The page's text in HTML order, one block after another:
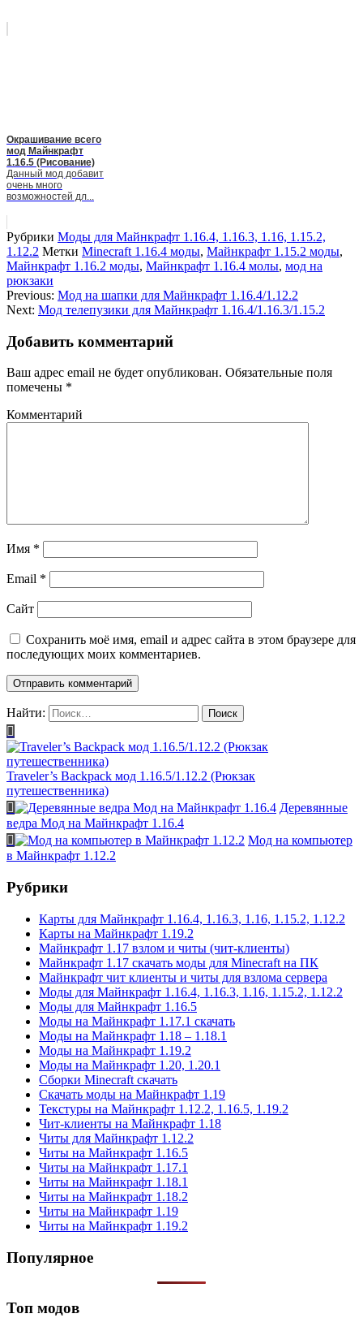
Окрашивание всего
мод Майнкрафт
1.16.5 (Рисование)
Данный мод добавит
очень много
возможностей дл...
Рубрики Моды для Майнкрафт 1.16.4, 1.16.3, 1.16, 1.15.2,
1.12.2 Метки Minecraft 1.16.4 моды, Майнкрафт 1.15.2 моды,
Майнкрафт 1.16.2 моды, Майнкрафт 1.16.4 молы, мод на
рюкзаки
Previous: Мод на шапки для Майнкрафт 1.16.4/1.12.2
Next: Мод телепузики для Майнкрафт 1.16.4/1.16.3/1.15.2
Добавить комментарий
Ваш адрес email не будет опубликован. Обязательные поля
помечены *
Комментарий
Имя *
Email *
Сайт
Сохранить моё имя, email и адрес сайта в этом браузере для
последующих моих комментариев.
Найти:
Traveler’s Backpack мод 1.16.5/1.12.2 (Рюкзак
путешественника)
Деревянные
ведра Мод на Майнкрафт 1.16.4
Мод на компьютер
в Майнкрафт 1.12.2
Рубрики
Карты для Майнкрафт 1.16.4, 1.16.3, 1.16, 1.15.2, 1.12.2
Карты на Майнкрафт 1.19.2
Майнкрафт 1.17 взлом и читы (чит-клиенты)
Майнкрафт 1.17 скачать моды для Minecraft на ПК
Майнкрафт чит клиенты и читы для взлома сервера
Моды для Майнкрафт 1.16.4, 1.16.3, 1.16, 1.15.2, 1.12.2
Моды для Майнкрафт 1.16.5
Моды на Майнкрафт 1.17.1 скачать
Моды на Майнкрафт 1.18 – 1.18.1
Моды на Майнкрафт 1.19.2
Моды на Майнкрафт 1.20, 1.20.1
Сборки Minecraft скачать
Скачать моды на Майнкрафт 1.19
Текстуры на Майнкрафт 1.12.2, 1.16.5, 1.19.2
Чит-клиенты на Майнкрафт 1.18
Читы для Майнкрафт 1.12.2
Читы на Майнкрафт 1.16.5
Читы на Майнкрафт 1.17.1
Читы на Майнкрафт 1.18.1
Читы на Майнкрафт 1.18.2
Читы на Майнкрафт 1.19
Читы на Майнкрафт 1.19.2
Популярное
Топ модов